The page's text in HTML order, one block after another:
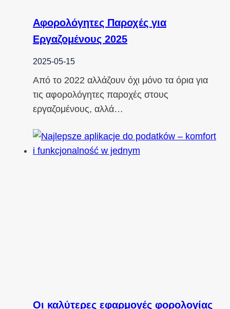
Αφορολόγητες Παροχές για
Εργαζομένους 2025
2025-05-15
Από το 2022 αλλάζουν όχι μόνο τα όρια για
τις αφορολόγητες παροχές στους
εργαζομένους, αλλά…
Οι καλύτερες εφαρμογές φορολογίας